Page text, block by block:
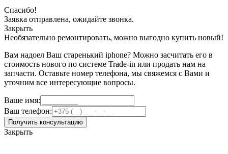
Спасибо!
Заявка отправлена, ожидайте звонка.
Закрыть
Необязательно ремонтировать, можно выгодно купить новый!
Вам надоел Ваш старенький iphone? Можно засчитать его в
стоимость нового по системе Trade-in или продать нам на
запчасти. Оставьте номер телефона, мы свяжемся с Вами и
уточним все интересующие вопросы.
Ваше имя:
Ваш телефон:
Получить консультацию
Закрыть